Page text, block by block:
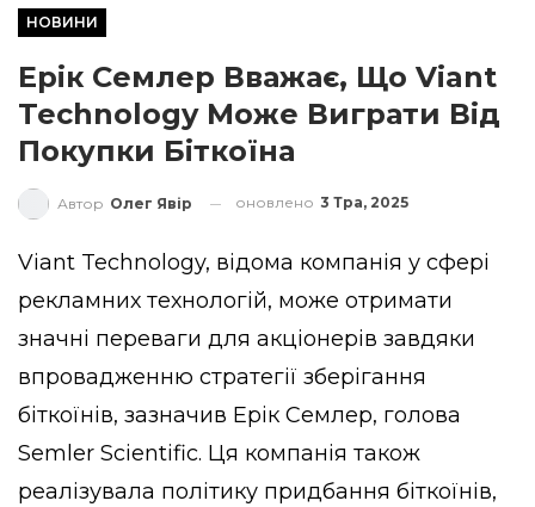
НОВИНИ
Ерік Семлер Вважає, Що Viant
Technology Може Виграти Від
Покупки Біткоїна
Автор Олег Явір оновлено 3 Тра, 2025
Viant Technology, відома компанія у сфері
рекламних технологій, може отримати
значні переваги для акціонерів завдяки
впровадженню стратегії зберігання
біткоїнів, зазначив Ерік Семлер, голова
Semler Scientific. Ця компанія також
реалізувала політику придбання біткоїнів,